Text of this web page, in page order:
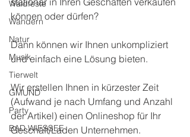
Waldfeste
Wandern
Natur
Musik
Tierwelt
GMUND
Party
BAD WIESSEE
können oder dürfen?
Dann können wir Ihnen unkompliziert
und einfach eine Lösung bieten.
Wir erstellen Ihnen in kürzester Zeit
(Aufwand je nach Umfang und Anzahl
der Artikel) einen Onlineshop für Ihr
Geschäft/Laden Unternehmen.